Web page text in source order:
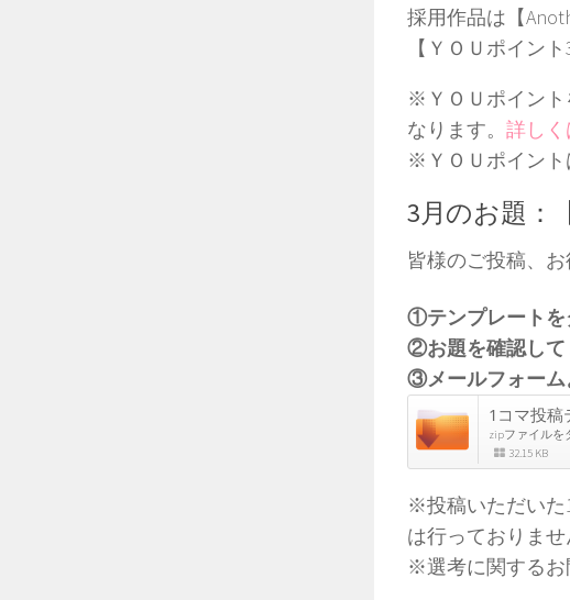
採用作品は【
【ＹＯＵポイン
※ＹＯＵポイント
なります。 詳しく
※ＹＯＵポイント
3月のお題：
皆様のご投稿、
①テンプレートを
②お題を確認して
③メールフォーム
1コマ投稿
zipファイルを
32.15 KB
※投稿いただいた
は行っておりませ
※選考に関するお